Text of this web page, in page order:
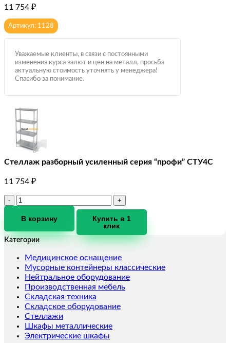
11 754 ₽
Артикул: 1128
Уважаемые клиенты, в связи с постоянными
изменения курса валют и цен на металл, просьба
актуальную стоимость уточнять у менеджера!
Спасибо за понимание.
Стеллаж разборный усиленный серия “профи” СТУ4С
11 754 ₽
Количество
Стеллаж
усиленный
"профи"
СТУ4С
В корзину
Купить в 1
клик
Категории
Медицинское оснащение
Мусорные контейнеры классические
Нейтральное оборудование
Производственная мебель
Складская техника
Складское оборудование
Стеллажи
Шкафы металлические
Электрические шкафы